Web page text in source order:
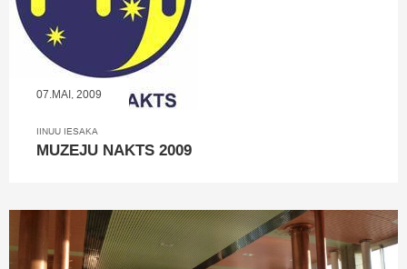
07.MAI, 2009
IINUU IESAKA
MUZEJU NAKTS 2009